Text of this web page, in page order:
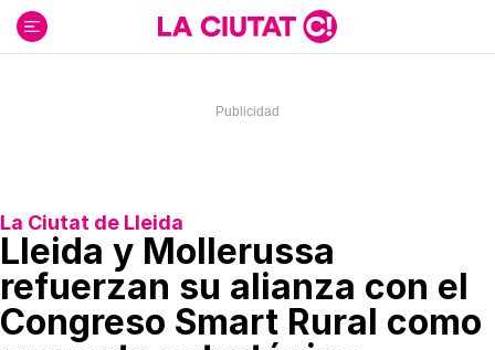
contenido
La Ciutat de Lleida
Lleida y Mollerussa
refuerzan su alianza con el
Congreso Smart Rural como